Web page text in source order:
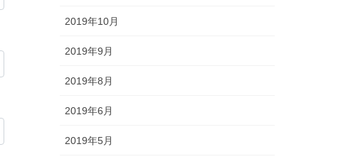
2019年10月
2019年9月
2019年8月
2019年6月
2019年5月